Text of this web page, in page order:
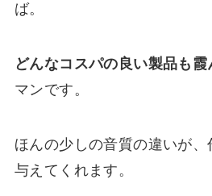
ば。
どんなコスパの良い製品も
マンです。
ほんの少しの音質の違いが
与えてくれます。